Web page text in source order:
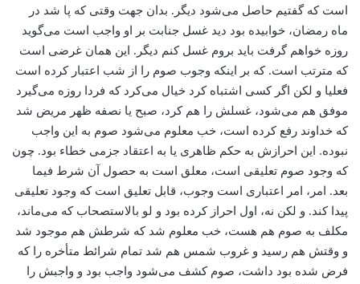
است که گفتیم حاصل می‌‌شود دیگر. بدان جهت وقتی که پا شد در
ماه رمضان، خوابیده بود دید غسل جنابت بر او واجب است می‌‌گوید
روزه خواهم گرفت باید بروم غسل کنم دیگر. این همان غرضی است
که مترتب است. که بر اینکه وجوب صوم را از شب اعتبار کرده است
فعلیا و لکن اگر کسی اشتباه کرد ‌خیال می‌‌کرد که فردا روزه می‌‌گیرد
موفق هم می‌‌شود‌، غسلش را هم کرد، صبح یا نصفه ظهر مریض شد
که خداوند رفع کرده است، خب معلوم می‌‌شود صوم به این واجب
نبوده. این احرازش به حکم ظاهری یا به اعتقاد جزمی خطاء بود. چون
که وجود صوم تعلیقی است، معلق است به حصول آن شرط فیما
بعد. امر، امر اعتباری است وجوب، قابل تعلیق است که وجود تعلیقی
پیدا کند. و لکن نه، اول احراز کرده بود و لو بالاستصحاب که می‌‌ماند،
مکلف به صوم هم هست، خب معلوم شد که شرطش هم موجود شد
و وقتش هم رسید و غروب شمس هم شد تمام شرائط متأخره را که
فرض شده بود داشت، صوم کشف می‌‌شود واجب بود و واجبش را